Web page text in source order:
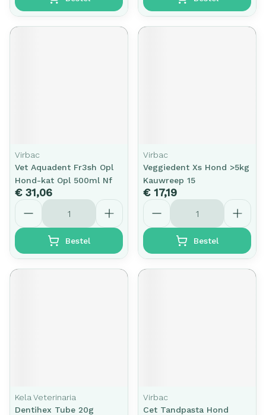
Virbac
Vet Aquadent Fr3sh Opl
Hond-kat Opl 500ml Nf
€ 31,06
Aantal
Bestel
Virbac
Veggiedent Xs Hond >5kg
Kauwreep 15
€ 17,19
Aantal
Bestel
Kela Veterinaria
Dentihex Tube 20g
Virbac
Cet Tandpasta Hond